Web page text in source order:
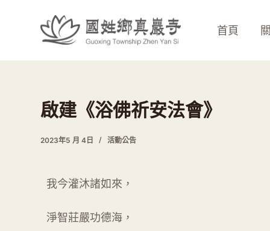
要
首頁
啟建《浴佛祈安法會》
2023年5 月 4日 活動公告
我今灌沐諸如來，
淨智莊嚴功德海，